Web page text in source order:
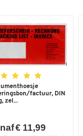
factuur, DIN
zel...
€ 11,99